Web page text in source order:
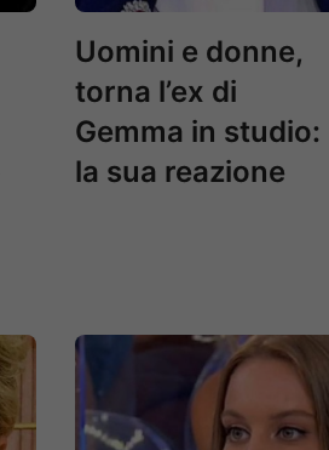
Uomini e donne,
torna l’ex di
Gemma in studio:
la sua reazione